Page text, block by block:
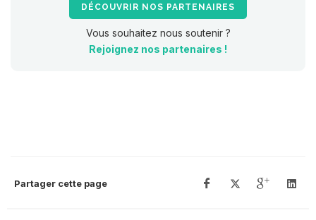
DÉCOUVRIR NOS PARTENAIRES
Vous souhaitez nous soutenir ?
Rejoignez nos partenaires !
Partager cette page